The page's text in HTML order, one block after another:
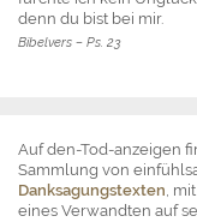
denn du bist bei mir.
Bibelvers – Ps. 23
Auf den-Tod-anzeigen
Sammlung von
Danksagungstexten,
eines Verwandten auf